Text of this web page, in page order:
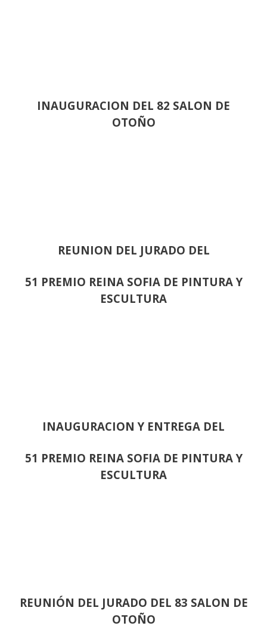
INAUGURACION DEL 82 SALON DE
OTOÑO
REUNION DEL JURADO DEL
51 PREMIO REINA SOFIA DE PINTURA Y
ESCULTURA
INAUGURACION Y ENTREGA DEL
51 PREMIO REINA SOFIA DE PINTURA Y
ESCULTURA
REUNIÓN DEL JURADO DEL 83 SALON DE
OTOÑO